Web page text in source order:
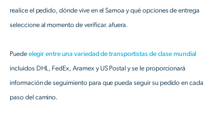
realice el pedido, dónde vive en el Samoa y qué opciones de entrega
seleccione al momento de verificar. afuera.
Puede elegir entre una variedad de transportistas de clase mundial
incluidos DHL, FedEx, Aramex y US Postal y se le proporcionará
información de seguimiento para que pueda seguir su pedido en cada
paso del camino.